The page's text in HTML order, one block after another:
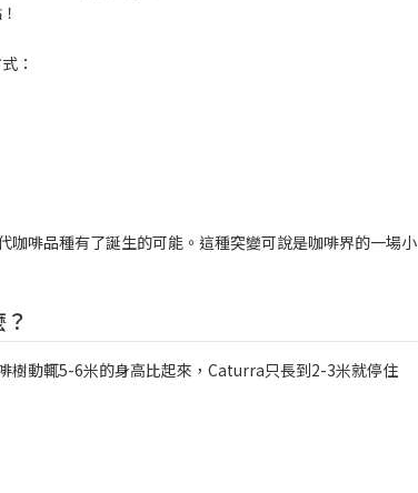
：
啡品種有了誕生的可能。這種突變可說是咖啡界的一場小
樹動輒5-6米的身高比起來，Caturra只長到2-3米就停住